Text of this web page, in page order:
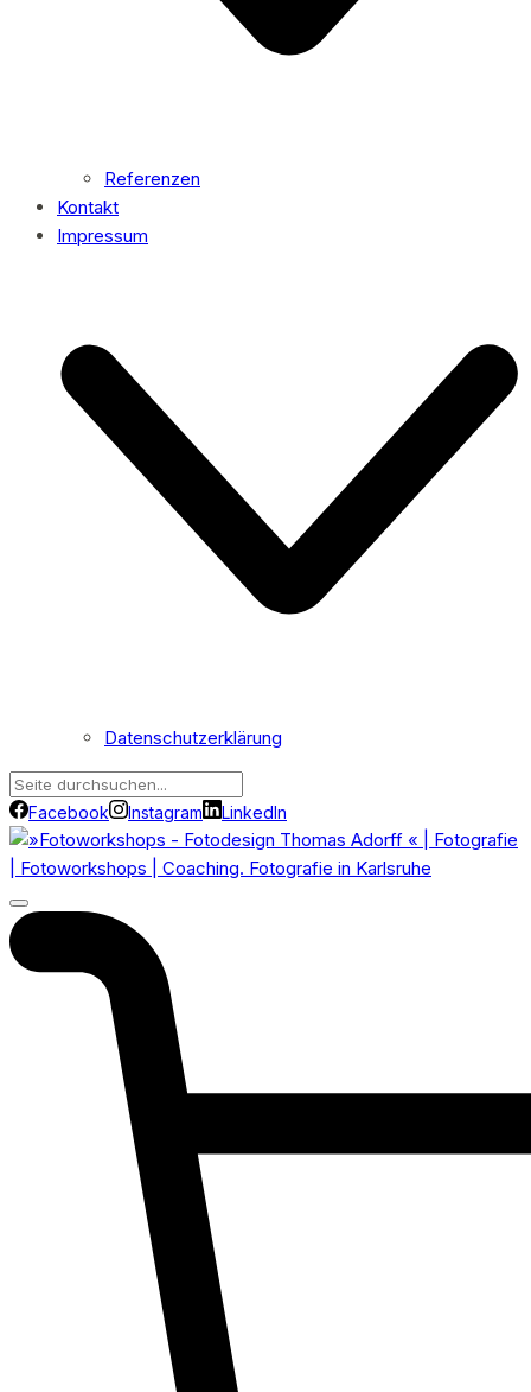
Referenzen
Kontakt
Impressum
Datenschutzerklärung
Facebook Instagram LinkedIn